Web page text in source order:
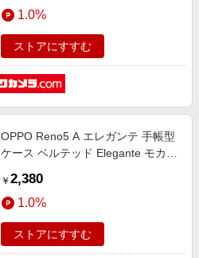
1.0%
ストアにすすむ
OPPO Reno5 A エレガンテ 手帳型
ケース ベルテッド Elegante モカベ
￥ 2,380
1.0%
ストアにすすむ